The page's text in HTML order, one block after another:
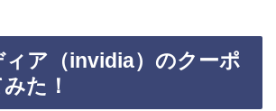
ア（invidia）のクーポ
た！